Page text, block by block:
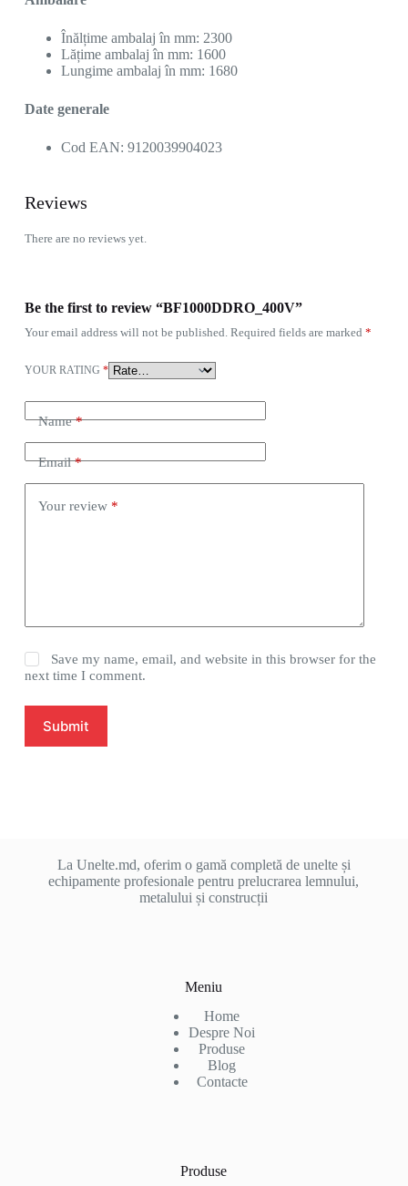
Înălțime ambalaj în mm: 2300
Lățime ambalaj în mm: 1600
Lungime ambalaj în mm: 1680
Date generale
Cod EAN: 9120039904023
Reviews
There are no reviews yet.
Be the first to review “BF1000DDRO_400V”
Your email address will not be published. Required fields are marked *
YOUR RATING *
Name*
Email*
Your review *
Save my name, email, and website in this browser for the
next time I comment.
Submit
La Unelte.md, oferim o gamă completă de unelte și
echipamente profesionale pentru prelucrarea lemnului,
metalului și construcții
Meniu
Home
Despre Noi
Produse
Blog
Contacte
Produse